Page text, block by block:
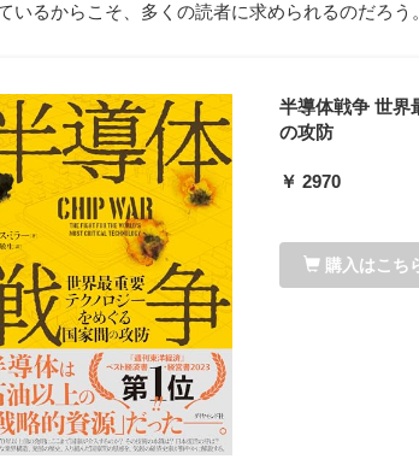
いるからこそ、多くの読者に求められるのだろう。
半導体戦争 世界
の攻防
￥ 2970
購入はこち